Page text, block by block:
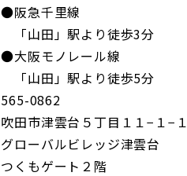
●阪急千里線
「山田」駅より徒歩3分
●大阪モノレール線
「山田」駅より徒歩5分
565-0862
吹田市津雲台５丁目１１−１−１
グローバルビレッジ津雲台
つくもゲート２階